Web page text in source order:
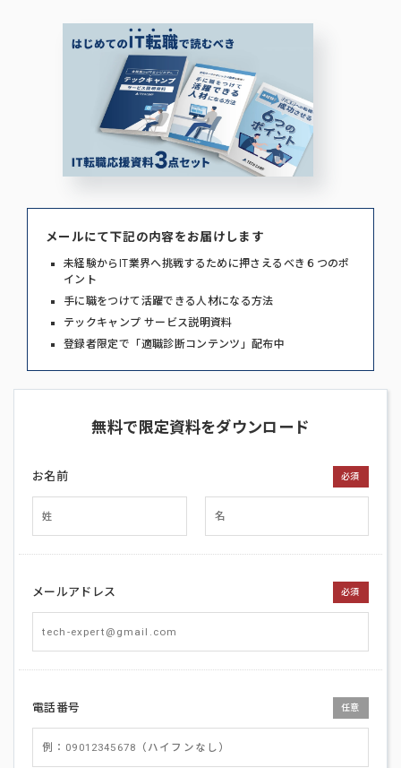
メールにて下記の内容をお届けします
未経験からIT業界へ挑戦するために押さえるべき６つのポ
イント
手に職をつけて活躍できる人材になる方法
テックキャンプ サービス説明資料
登録者限定で「適職診断コンテンツ」配布中
無料で限定資料をダウンロード
お名前 必須
メールアドレス 必須
電話番号 任意